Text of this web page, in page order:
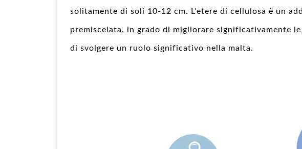
solitamente di soli 10-12 cm. L'etere di cellulosa è un
premiscelata, in grado di migliorare significativamente
di svolgere un ruolo significativo nella malta.